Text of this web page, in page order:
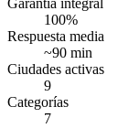
100%
Respuesta media
~90 min
Ciudades activas
9
Categorías
7